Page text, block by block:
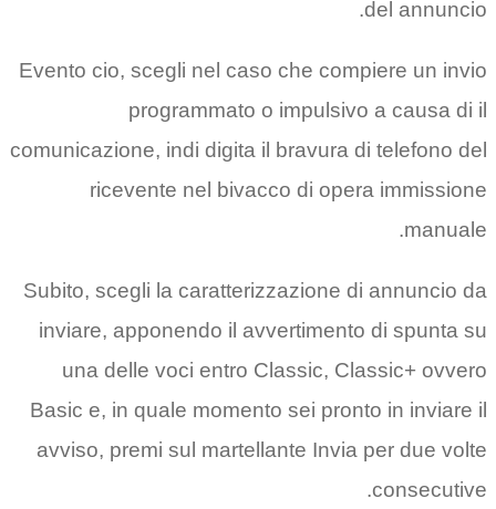
Evento cio, scegli nel caso
programmato o
comunicazione, indi digita il
ricevente nel bivacco
Subito, scegli la
inviare, apponendo il
una delle voci entro
Basic e, in quale momento
avviso, premi sul martellante